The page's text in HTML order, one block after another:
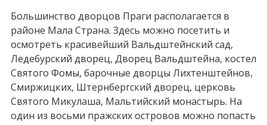
Большинство дворцов Праги располагается в
районе Мала Страна. Здесь можно посетить и
осмотреть красивейший Вальдштейнский сад,
Ледебурский дворец, Дворец Вальдштейна, костел
Святого Фомы, барочные дворцы Лихтенштейнов,
Смиржицких, Штернбергский дворец, церковь
Святого Микулаша, Мальтийский монастырь. На
один из восьми пражских островов можно попасть